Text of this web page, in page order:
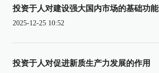
投资于人对建设强大国内市场的基础功能
2025-12-25 10:52
投资于人对促进新质生产力发展的作用